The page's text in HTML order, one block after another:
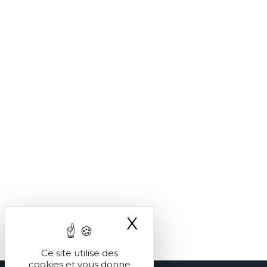
Ce site utilise des
cookies et vous donne
X